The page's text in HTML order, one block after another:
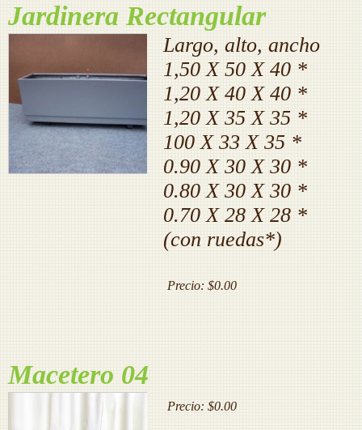
Jardinera Rectangular
Largo, alto, ancho
1,50 X 50 X 40 *
1,20 X 40 X 40 *
1,20 X 35 X 35 *
100 X 33 X 35 *
0.90 X 30 X 30 *
0.80 X 30 X 30 *
0.70 X 28 X 28 *
(con ruedas*)
Precio: $0.00
Macetero 04
Precio: $0.00